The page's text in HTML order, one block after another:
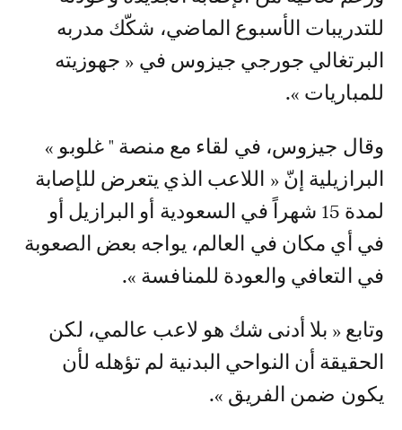
للتدريبات الأسبوع الماضي، شكّك مدربه
البرتغالي جورجي جيزوس في « جهوزيته
للمباريات ».
وقال جيزوس، في لقاء مع منصة " غلوبو »
البرازيلية إنّ « اللاعب الذي يتعرض للإصابة
لمدة 15 شهراً في السعودية أو البرازيل أو
في أي مكان في العالم، يواجه بعض الصعوبة
في التعافي والعودة للمنافسة ».
وتابع « بلا أدنى شك هو لاعب عالمي، لكن
الحقيقة أن النواحي البدنية لم تؤهله لأن
يكون ضمن الفريق ».